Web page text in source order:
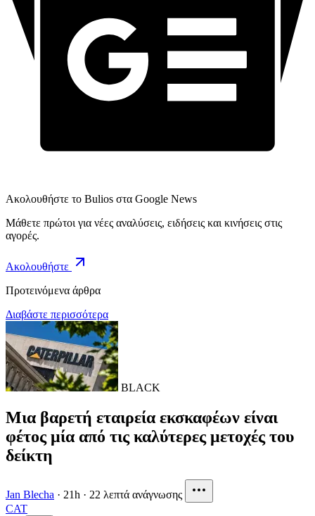
Ακολουθήστε το Bulios στα Google News
Μάθετε πρώτοι για νέες αναλύσεις, ειδήσεις και κινήσεις στις
αγορές.
Ακολουθήστε
Προτεινόμενα άρθρα
Διαβάστε περισσότερα
BLACK
Μια βαρετή εταιρεία εκσκαφέων είναι
φέτος μία από τις καλύτερες μετοχές του
δείκτη
Jan Blecha · 21h · 22 λεπτά ανάγνωσης
CAT